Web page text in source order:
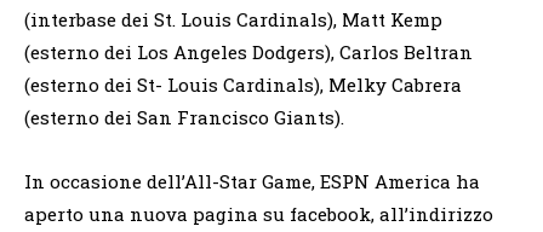
(interbase dei St. Louis Cardinals), Matt Kemp
(esterno dei Los Angeles Dodgers), Carlos Beltran
(esterno dei St- Louis Cardinals), Melky Cabrera
(esterno dei San Francisco Giants).
In occasione dell’All-Star Game, ESPN America ha
aperto una nuova pagina su facebook, all’indirizzo